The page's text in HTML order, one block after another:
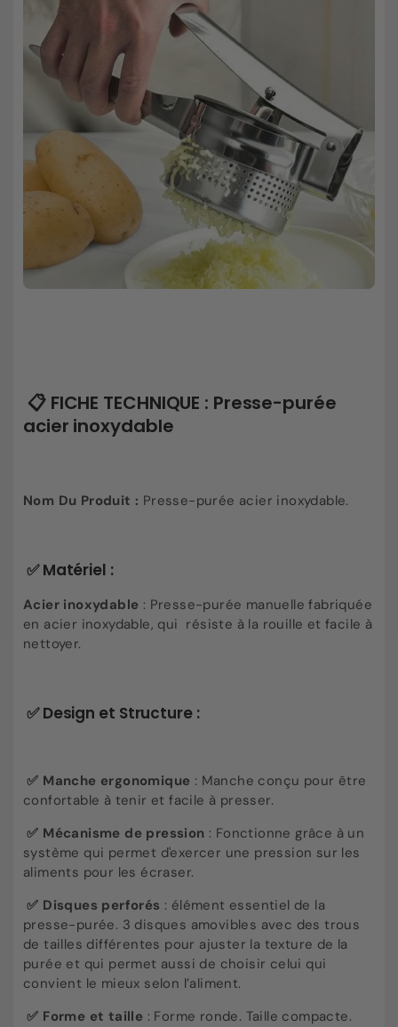
📋 FICHE TECHNIQUE : Presse-purée
acier inoxydable
Nom Du Produit : Presse-purée acier inoxydable.
✅ Matériel :
Acier inoxydable : Presse-purée manuelle fabriquée
en acier inoxydable, qui résiste à la rouille et facile à
nettoyer.
✅ Design et Structure :
✅ Manche ergonomique : Manche conçu pour être
confortable à tenir et facile à presser.
✅ Mécanisme de pression : Fonctionne grâce à un
système qui permet d'exercer une pression sur les
aliments pour les écraser.
✅ Disques perforés : élément essentiel de la
presse-purée. 3 disques amovibles avec des trous
de tailles différentes pour ajuster la texture de la
purée et qui permet aussi de choisir celui qui
convient le mieux selon l’aliment.
✅ Forme et taille : Forme ronde. Taille compacte.